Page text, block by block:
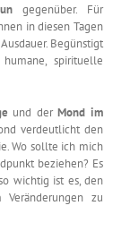
gegenüber. Für
in diesen Tagen
Begünstigt
spirituelle
und derMond im
verdeutlicht den
Wo sollte ich mich
beziehen? Es
wichtig ist es, den
zu